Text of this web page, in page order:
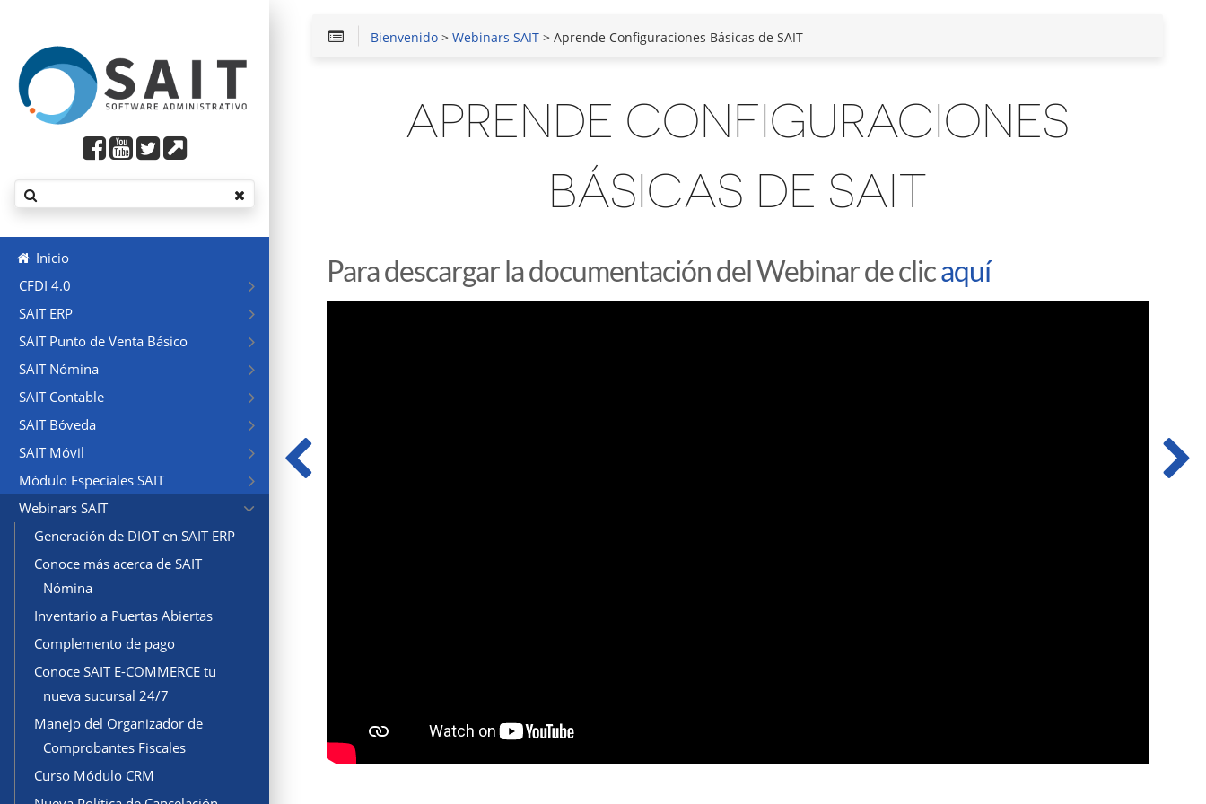
Inicio
CFDI 4.0
SAIT ERP
SAIT Punto de Venta Básico
SAIT Nómina
SAIT Contable
SAIT Bóveda
SAIT Móvil
Módulo Especiales SAIT
Webinars SAIT
Generación de DIOT en SAIT ERP
Conoce más acerca de SAIT
Nómina
Inventario a Puertas Abiertas
Complemento de pago
Conoce SAIT E-COMMERCE tu
nueva sucursal 24/7
Manejo del Organizador de
Comprobantes Fiscales
Curso Módulo CRM
Bienvenido >Webinars SAIT > Aprende Configuraciones Básicas de SAIT
APRENDE CONFIGURACIONES
BÁSICAS DE SAIT
Para descargar la documentación del Webinar de clicaquí